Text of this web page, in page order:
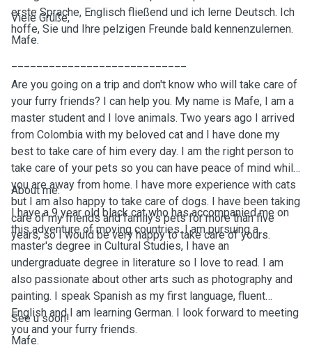
erste Sprache, Englisch fließend und ich lerne Deutsch. Ich
hoffe, Sie und Ihre pelzigen Freunde bald kennenzulernen.
Viele Grüße,
Mafe.
Are you going on a trip and don't know who will take care of
your furry friends? I can help you. My name is Mafe, I am a
master student and I love animals. Two years ago I arrived
from Colombia with my beloved cat and I have done my
best to take care of him every day. I am the right person to
take care of your pets so you can have peace of mind while
you are away from home. I have more experience with cats
but I am also happy to take care of dogs. I have been taking
care of my friends and family's pets for more than five
years, so I would be very happy to take care of yours.
About me:
I have a 9 year old black cat who has accompanied me on
this adventure of moving countries. I am pursuing a
master's degree in Cultural Studies, I have an
undergraduate degree in literature so I love to read. I am
also passionate about other arts such as photography and
painting. I speak Spanish as my first language, fluent
English and I am learning German. I look forward to meeting
you and your furry friends.
See u soon!
Mafe.